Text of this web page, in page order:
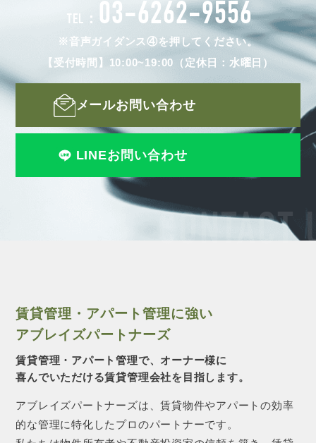
CONTACT
TEL： 03-6262-9556
※音声ガイダンス④を押してください。
【受付時間】10:00~19:00（定休日：水曜日）
メールお問い合わせ
LINEお問い合わせ
賃貸管理・アパート管理に強い
アブレイズパートナーズ
賃貸管理・アパート管理で、オーナー様に
喜んでいただける賃貸管理会社を目指します。
アブレイズパートナーズは、賃貸物件やアパートの効率
的な管理に特化したプロのパートナーです。